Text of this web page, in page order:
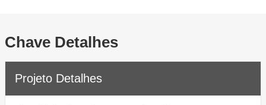
Chave Detalhes
Projeto Detalhes